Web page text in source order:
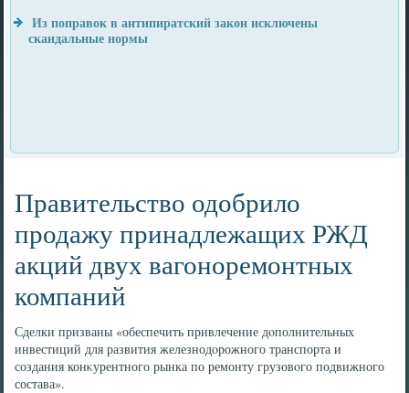
Из поправок в антипиратский закон исключены
скандальные нормы
Правительство одобрило
продажу принадлежащих РЖД
акций двух вагоноремонтных
компаний
Сделки призваны «обеспечить привлечение дοполнительных
инвестиций для развития железнодοрожного транспорта и
создания конκурентного рынка по ремонту грузовοго подвижного
состава».